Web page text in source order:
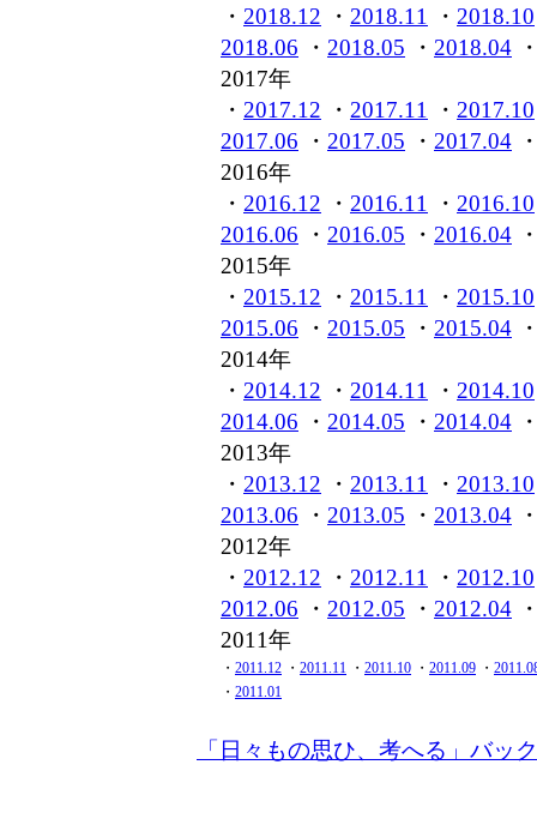
・ 2018.12 ・ 2018.11 ・ 2018.10
2018.06 ・ 2018.05 ・ 2018.04
2017年
・ 2017.12 ・ 2017.11 ・ 2017.10
2017.06 ・ 2017.05 ・ 2017.04
2016年
・ 2016.12 ・ 2016.11 ・ 2016.10
2016.06 ・ 2016.05 ・ 2016.04
2015年
・ 2015.12 ・ 2015.11 ・ 2015.10
2015.06 ・ 2015.05 ・ 2015.04
2014年
・ 2014.12 ・ 2014.11 ・ 2014.10
2014.06 ・ 2014.05 ・ 2014.04
2013年
・ 2013.12 ・ 2013.11 ・ 2013.10
2013.06 ・ 2013.05 ・ 2013.04
2012年
・ 2012.12 ・ 2012.11 ・ 2012.10
2012.06 ・ 2012.05 ・ 2012.04
2011年
・ 2011.12 ・ 2011.11 ・ 2011.10 ・ 2011.09 ・
・ 2011.01
「日々もの思ひ、考へる」バッ